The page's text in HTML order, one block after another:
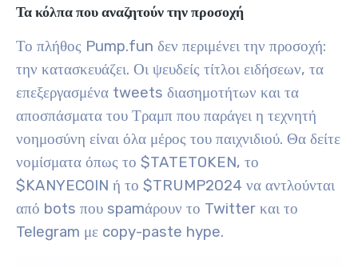
Τα κόλπα που αναζητούν την προσοχή
Το πλήθος Pump.fun δεν περιμένει την προσοχή:
την κατασκευάζει. Οι ψευδείς τίτλοι ειδήσεων, τα
επεξεργασμένα tweets διασημοτήτων και τα
αποσπάσματα του Τραμπ που παράγει η τεχνητή
νοημοσύνη είναι όλα μέρος του παιχνιδιού. Θα δείτε
νομίσματα όπως το $TATETOKEN, το
$KANYECOIN ή το $TRUMP2024 να αντλούνται
από bots που spamάρουν το Twitter και το
Telegram με copy-paste hype.